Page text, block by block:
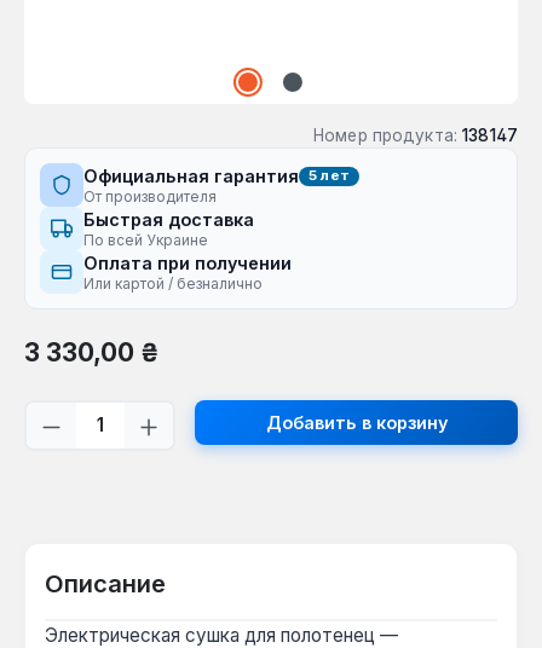
Номер продукта: 138147
Официальная гарантия 5 лет
От производителя
Быстрая доставка
По всей Украине
Оплата при получении
Или картой / безналично
Обычная цена:
3 330,00 ₴
Количество продукта: введите
Добавить в корзину
Описание
Электрическая сушка для полотенец —